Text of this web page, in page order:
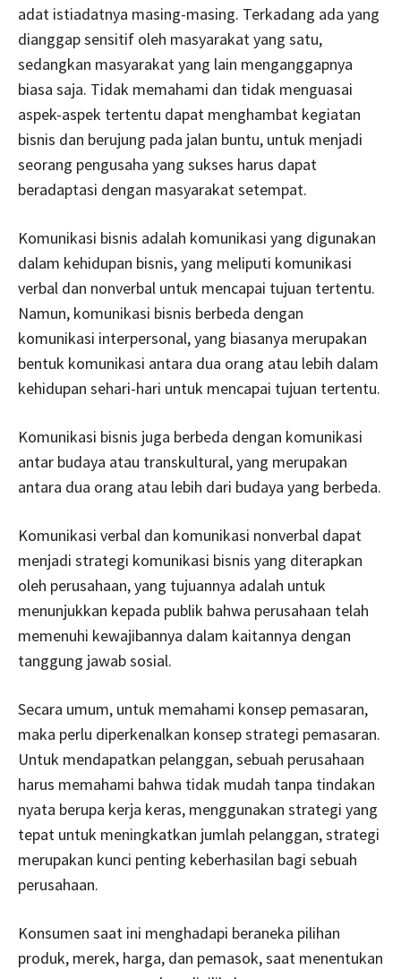
adat istiadatnya masing-masing. Terkadang ada yang
dianggap sensitif oleh masyarakat yang satu,
sedangkan masyarakat yang lain menganggapnya
biasa saja. Tidak memahami dan tidak menguasai
aspek-aspek tertentu dapat menghambat kegiatan
bisnis dan berujung pada jalan buntu, untuk menjadi
seorang pengusaha yang sukses harus dapat
beradaptasi dengan masyarakat setempat.
Komunikasi bisnis adalah komunikasi yang digunakan
dalam kehidupan bisnis, yang meliputi komunikasi
verbal dan nonverbal untuk mencapai tujuan tertentu.
Namun, komunikasi bisnis berbeda dengan
komunikasi interpersonal, yang biasanya merupakan
bentuk komunikasi antara dua orang atau lebih dalam
kehidupan sehari-hari untuk mencapai tujuan tertentu.
Komunikasi bisnis juga berbeda dengan komunikasi
antar budaya atau transkultural, yang merupakan
antara dua orang atau lebih dari budaya yang berbeda.
Komunikasi verbal dan komunikasi nonverbal dapat
menjadi strategi komunikasi bisnis yang diterapkan
oleh perusahaan, yang tujuannya adalah untuk
menunjukkan kepada publik bahwa perusahaan telah
memenuhi kewajibannya dalam kaitannya dengan
tanggung jawab sosial.
Secara umum, untuk memahami konsep pemasaran,
maka perlu diperkenalkan konsep strategi pemasaran.
Untuk mendapatkan pelanggan, sebuah perusahaan
harus memahami bahwa tidak mudah tanpa tindakan
nyata berupa kerja keras, menggunakan strategi yang
tepat untuk meningkatkan jumlah pelanggan, strategi
merupakan kunci penting keberhasilan bagi sebuah
perusahaan.
Konsumen saat ini menghadapi beraneka pilihan
produk, merek, harga, dan pemasok, saat menentukan